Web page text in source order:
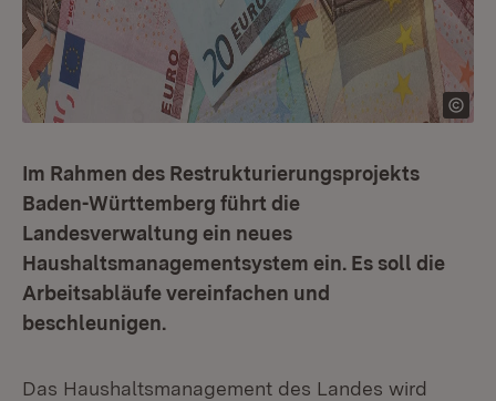
Im Rahmen des Restrukturierungsprojekts
Baden-Württemberg führt die
Landesverwaltung ein neues
Haushaltsmanagementsystem ein. Es soll die
Arbeitsabläufe vereinfachen und
beschleunigen.
Das Haushaltsmanagement des Landes wird